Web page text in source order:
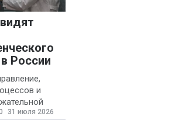
России
и
от31 июля 2026